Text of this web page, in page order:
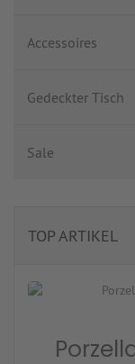
Accessoires
Gedeckter Tisch
Sale
TOP ARTIKEL